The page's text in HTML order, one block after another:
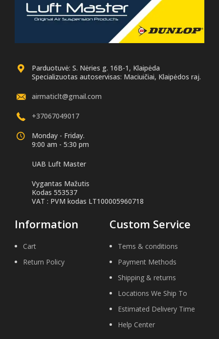
Parduotuvė: S. Nėries g. 16B-1, Klaipėda
Specializuotas autoservisas: Maciuičiai, Klaipėdos raj.
airmaticlt@gmail.com
+37067049017
Monday - Friday.
9:00 am - 5:30 pm
UAB Luft Master
Vygantas Mažutis
Kodas 553537
VAT : PVM kodas LT100005960718
Information
Cart
Return Policy
Custom Service
Tems & conditions
Payment Methods
Shipping & returns
Locations We Ship To
Estimated Delivery Time
Help Center